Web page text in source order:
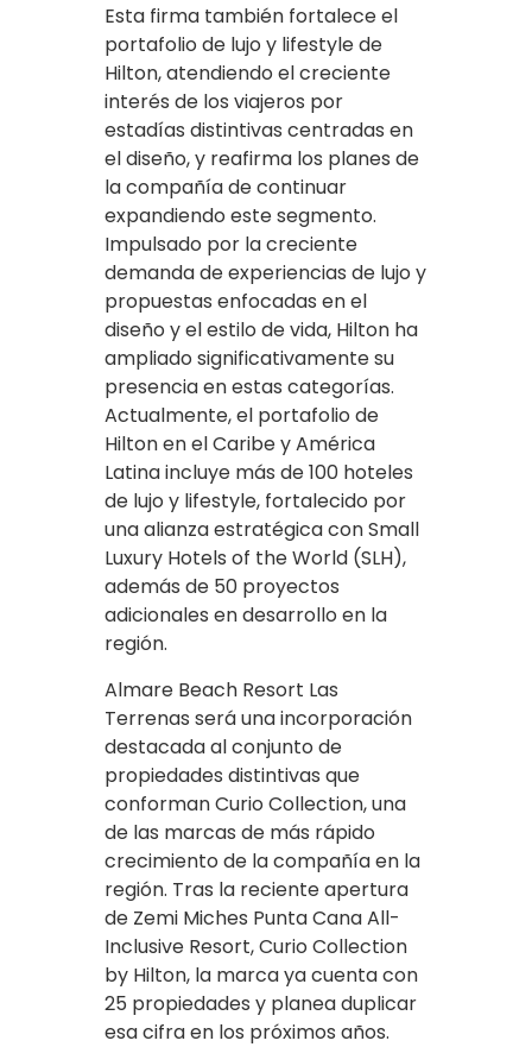
Esta firma también fortalece el
portafolio de lujo y lifestyle de
Hilton, atendiendo el creciente
interés de los viajeros por
estadías distintivas centradas en
el diseño, y reafirma los planes de
la compañía de continuar
expandiendo este segmento.
Impulsado por la creciente
demanda de experiencias de lujo y
propuestas enfocadas en el
diseño y el estilo de vida, Hilton ha
ampliado significativamente su
presencia en estas categorías.
Actualmente, el portafolio de
Hilton en el Caribe y América
Latina incluye más de 100 hoteles
de lujo y lifestyle, fortalecido por
una alianza estratégica con Small
Luxury Hotels of the World (SLH),
además de 50 proyectos
adicionales en desarrollo en la
región.
Almare Beach Resort Las
Terrenas será una incorporación
destacada al conjunto de
propiedades distintivas que
conforman Curio Collection, una
de las marcas de más rápido
crecimiento de la compañía en la
región. Tras la reciente apertura
de Zemi Miches Punta Cana All-
Inclusive Resort, Curio Collection
by Hilton, la marca ya cuenta con
25 propiedades y planea duplicar
esa cifra en los próximos años.